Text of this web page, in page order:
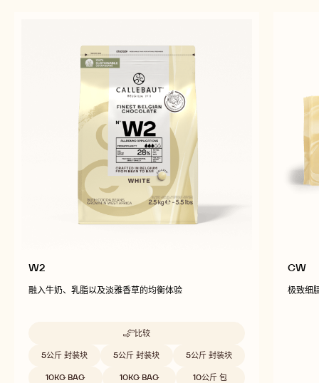
W2
融入牛奶、乳脂以及淡雅香草的均衡体验
比较
-
W2
Beschikbare maten
5公斤 封装块 5公斤 封装块 5公斤 封装块
10KG BAG 10KG BAG 10公斤 包
CW
极致细